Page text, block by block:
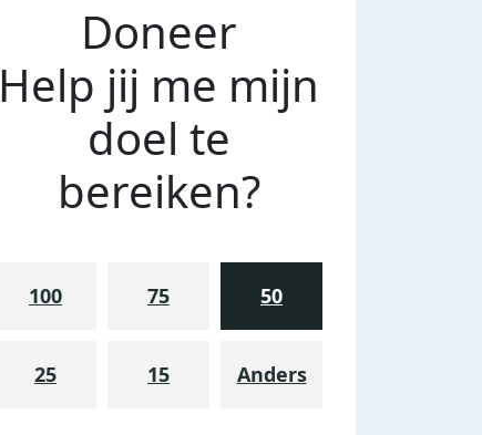
vrijdag 31 december 2021
Doneer
Help jij me mijn
doel te
bereiken?
100 75 50
25 15 Anders